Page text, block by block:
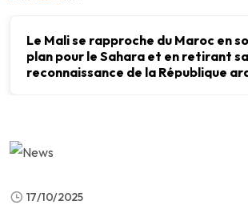
Le Mali se rapproche du Maroc en
plan pour le Sahara et en retirant sa
reconnaissance de la République
17/10/2025